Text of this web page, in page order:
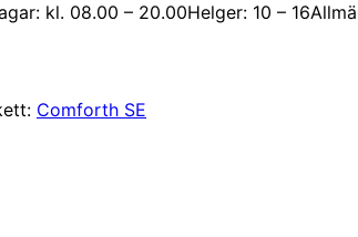
kl. 08.00 – 20.00Helger: 10 –
Comforth SE